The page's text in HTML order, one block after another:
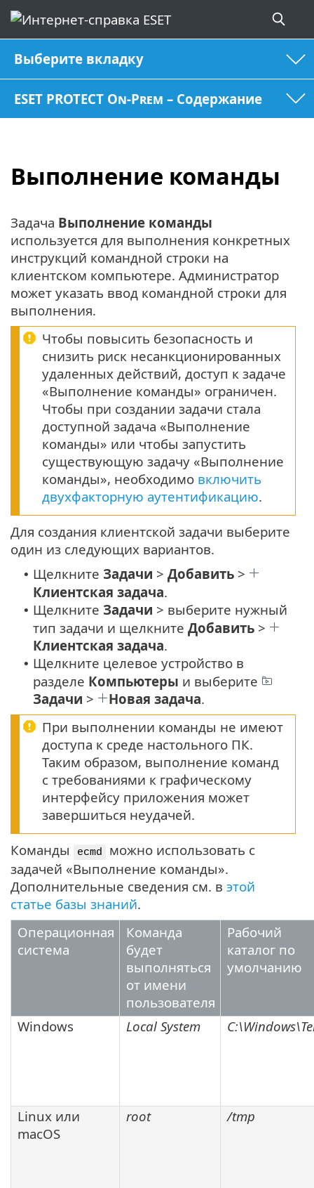
Выберите вкладку
ESET PROTECT On-Prem – Содержание
Выполнение команды
Задача Выполнение команды
используется для выполнения конкретных
инструкций командной строки на
клиентском компьютере. Администратор
может указать ввод командной строки для
выполнения.
Чтобы повысить безопасность и
снизить риск несанкционированных
удаленных действий, доступ к задаче
«Выполнение команды» ограничен.
Чтобы при создании задачи стала
доступной задача «Выполнение
команды» или чтобы запустить
существующую задачу «Выполнение
команды», необходимо включить
двухфакторную аутентификацию.
Для создания клиентской задачи выберите
один из следующих вариантов.
• Щелкните Задачи > Добавить >
Клиентская задача.
• Щелкните Задачи > выберите нужный
тип задачи и щелкните Добавить >
Клиентская задача.
• Щелкните целевое устройство в
разделе Компьютеры и выберите
Задачи > Новая задача.
При выполнении команды не имеют
доступа к среде настольного ПК.
Таким образом, выполнение команд
с требованиями к графическому
интерфейсу приложения может
завершиться неудачей.
Команды
ecmd
можно использовать с
задачей «Выполнение команды».
Дополнительные сведения см. в этой
статье базы знаний.
Операционная
система
Команда
будет
выполняться
от имени
пользователя
Рабочий
каталог по
умолчанию
Windows Local System
Linux или
macOS
root /tmp